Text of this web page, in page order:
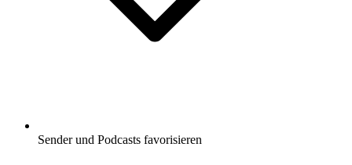
Sender und Podcasts favorisieren